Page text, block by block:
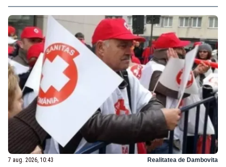
7 aug. 2026, 10:43 Realitatea de Dambovita